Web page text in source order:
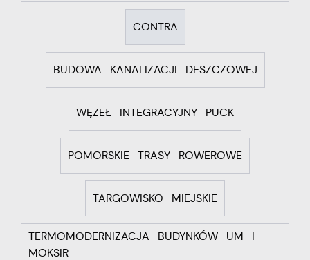
CONTRA
BUDOWA KANALIZACJI DESZCZOWEJ
WĘZEŁ INTEGRACYJNY PUCK
POMORSKIE TRASY ROWEROWE
TARGOWISKO MIEJSKIE
TERMOMODERNIZACJA BUDYNKÓW UM I
MOKSIR